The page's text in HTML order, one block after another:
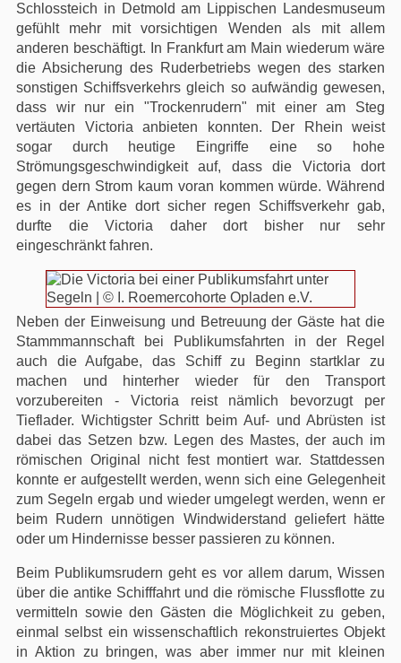
Schlossteich in Detmold am Lippischen Landesmuseum
gefühlt mehr mit vorsichtigen Wenden als mit allem
anderen beschäftigt. In Frankfurt am Main wiederum wäre
die Absicherung des Ruderbetriebs wegen des starken
sonstigen Schiffsverkehrs gleich so aufwändig gewesen,
dass wir nur ein "Trockenrudern" mit einer am Steg
vertäuten Victoria anbieten konnten. Der Rhein weist
sogar durch heutige Eingriffe eine so hohe
Strömungsgeschwindigkeit auf, dass die Victoria dort
gegen dern Strom kaum voran kommen würde. Während
es in der Antike dort sicher regen Schiffsverkehr gab,
durfte die Victoria daher dort bisher nur sehr
eingeschränkt fahren.
Neben der Einweisung und Betreuung der Gäste hat die
Stammmannschaft bei Publikumsfahrten in der Regel
auch die Aufgabe, das Schiff zu Beginn startklar zu
machen und hinterher wieder für den Transport
vorzubereiten - Victoria reist nämlich bevorzugt per
Tieflader. Wichtigster Schritt beim Auf- und Abrüsten ist
dabei das Setzen bzw. Legen des Mastes, der auch im
römischen Original nicht fest montiert war. Stattdessen
konnte er aufgestellt werden, wenn sich eine Gelegenheit
zum Segeln ergab und wieder umgelegt werden, wenn er
beim Rudern unnötigen Windwiderstand geliefert hätte
oder um Hindernisse besser passieren zu können.
Beim Publikumsrudern geht es vor allem darum, Wissen
über die antike Schifffahrt und die römische Flussflotte zu
vermitteln sowie den Gästen die Möglichkeit zu geben,
einmal selbst ein wissenschaftlich rekonstruiertes Objekt
in Aktion zu bringen, was aber immer nur mit kleinen